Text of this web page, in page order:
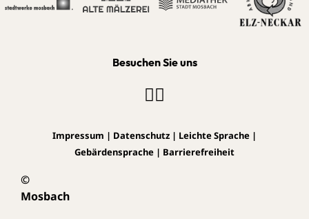
Besuchen Sie uns
©
Mosbach
Impressum | Datenschutz | Leichte Sprache |
Gebärdensprache | Barrierefreiheit